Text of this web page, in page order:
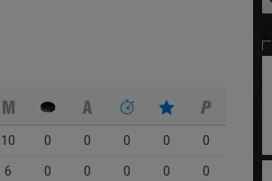
10 0 0 0 0
0
6 0 0 0 0
0